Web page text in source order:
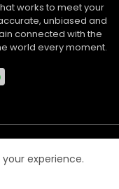
works to meet your
unbiased and
connected with the
world every moment.
experience.